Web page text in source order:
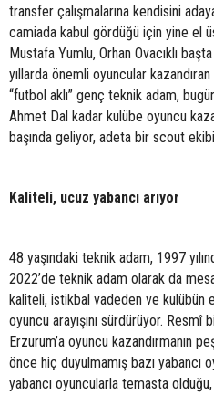
transfer çalışmalarına kendisini
camiada kabul gördüğü için yine el
Mustafa Yumlu, Orhan Ovacıklı
yıllarda önemli oyuncular
“futbol aklı” genç teknik adam,
Ahmet Dal kadar kulübe oyuncu
başında geliyor, adeta bir scout
Kaliteli, ucuz yabancı arıyor
48 yaşındaki teknik adam, 1997
2022’de teknik adam olarak da
kaliteli, istikbal vadeden ve kulübün
oyuncu arayışını sürdürüyor.
Erzurum’a oyuncu kazandırmanın
önce hiç duyulmamış bazı yabancı
yabancı oyuncularla temasta